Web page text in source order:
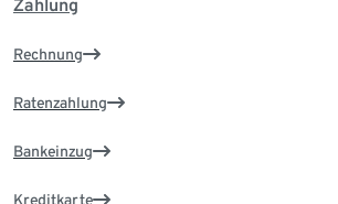
Zahlung
Rechnung
Ratenzahlung
Bankeinzug
Kreditkarte